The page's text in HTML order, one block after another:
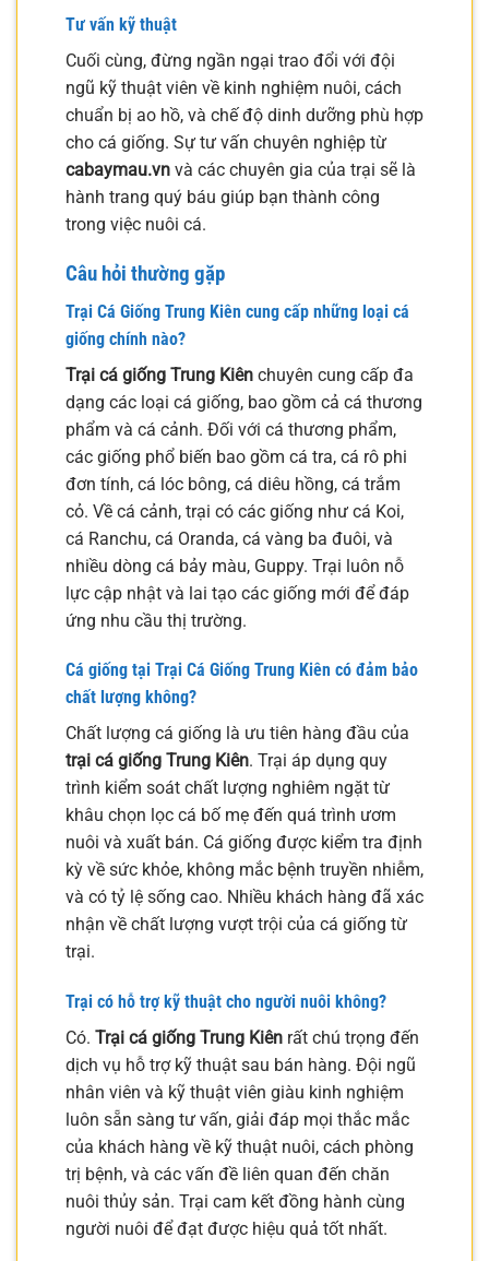
Tư vấn kỹ thuật
Cuối cùng, đừng ngần ngại trao đổi với đội
ngũ kỹ thuật viên về kinh nghiệm nuôi, cách
chuẩn bị ao hồ, và chế độ dinh dưỡng phù hợp
cho cá giống. Sự tư vấn chuyên nghiệp từ
cabaymau.vn và các chuyên gia của trại sẽ là
hành trang quý báu giúp bạn thành công
trong việc nuôi cá.
Câu hỏi thường gặp
Trại Cá Giống Trung Kiên cung cấp những loại cá
giống chính nào?
Trại cá giống Trung Kiên chuyên cung cấp đa
dạng các loại cá giống, bao gồm cả cá thương
phẩm và cá cảnh. Đối với cá thương phẩm,
các giống phổ biến bao gồm cá tra, cá rô phi
đơn tính, cá lóc bông, cá diêu hồng, cá trắm
cỏ. Về cá cảnh, trại có các giống như cá Koi,
cá Ranchu, cá Oranda, cá vàng ba đuôi, và
nhiều dòng cá bảy màu, Guppy. Trại luôn nỗ
lực cập nhật và lai tạo các giống mới để đáp
ứng nhu cầu thị trường.
Cá giống tại Trại Cá Giống Trung Kiên có đảm bảo
chất lượng không?
Chất lượng cá giống là ưu tiên hàng đầu của
trại cá giống Trung Kiên. Trại áp dụng quy
trình kiểm soát chất lượng nghiêm ngặt từ
khâu chọn lọc cá bố mẹ đến quá trình ươm
nuôi và xuất bán. Cá giống được kiểm tra định
kỳ về sức khỏe, không mắc bệnh truyền nhiễm,
và có tỷ lệ sống cao. Nhiều khách hàng đã xác
nhận về chất lượng vượt trội của cá giống từ
trại.
Trại có hỗ trợ kỹ thuật cho người nuôi không?
Có. Trại cá giống Trung Kiên rất chú trọng đến
dịch vụ hỗ trợ kỹ thuật sau bán hàng. Đội ngũ
nhân viên và kỹ thuật viên giàu kinh nghiệm
luôn sẵn sàng tư vấn, giải đáp mọi thắc mắc
của khách hàng về kỹ thuật nuôi, cách phòng
trị bệnh, và các vấn đề liên quan đến chăn
nuôi thủy sản. Trại cam kết đồng hành cùng
người nuôi để đạt được hiệu quả tốt nhất.